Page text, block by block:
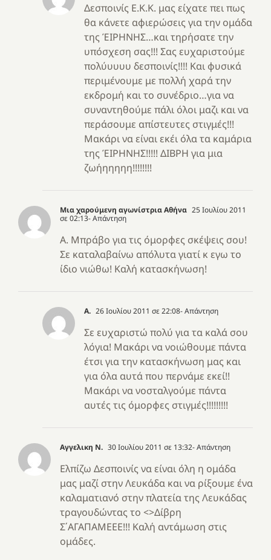
Δεσποινίς Ε.Κ.Κ. μας είχατε πει πως
θα κάνετε αφιερώσεις για την ομάδα
της ΈΙΡΗΝΗΣ…και τηρήσατε την
υπόσχεση σας!!! Σας ευχαριστούμε
πολύυυυυ δεσποινίς!!!! Και φυσικά
περιμένουμε με πολλή χαρά την
εκδρομή και το συνέδριο…για να
συναντηθούμε πάλι όλοι μαζι και να
περάσουμε απίστευτες στιγμές!!!
Μακάρι να είναι εκέι όλα τα καμάρια
της ΈΙΡΗΝΗΣ!!!!! ΔΙΒΡΗ για μια
ζωήηηηηη!!!!!!!!
Μια χαρούμενη αγωνίστρια Αθήνα 25 Ιουλίου 2011
σε 02:13- Απάντηση
Α. Μπράβο για τις όμορφες σκέψεις σου!
Σε καταλαβαίνω απόλυτα γιατί κ εγω το
ίδιο νιώθω! Καλή κατασκήνωση!
Α. 26 Ιουλίου 2011 σε 22:08- Απάντηση
Σε ευχαριστώ πολύ για τα καλά σου
λόγια! Μακάρι να νοιώθουμε πάντα
έτσι για την κατασκήνωση μας και
για όλα αυτά που περνάμε εκεί!!
Μακάρι να νοσταλγούμε πάντα
αυτές τις όμορφες στιγμές!!!!!!!!!
Αγγελικη Ν. 30 Ιουλίου 2011 σε 13:32- Απάντηση
Ελπίζω Δεσποινίς να είναι όλη η ομάδα
μας μαζί στην Λευκάδα και να ρίξουμε ένα
καλαματιανό στην πλατεία της Λευκάδας
τραγουδώντας το <>Δίβρη
Σ΄ΑΓΑΠΑΜΕΕΕ!!! Καλή αντάμωση στις
ομάδες.